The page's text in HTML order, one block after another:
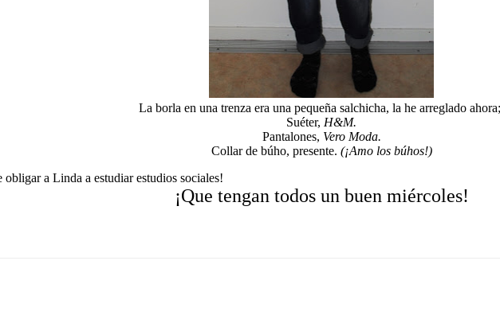
La borla en una trenza era una pequeña salchicha, la he arreglado
Suéter, H&M.
Pantalones, Vero Moda.
Collar de búho, presente. (¡Amo los búhos!)
a Linda a estudiar estudios sociales!
¡Que tengan todos un buen miércoles!